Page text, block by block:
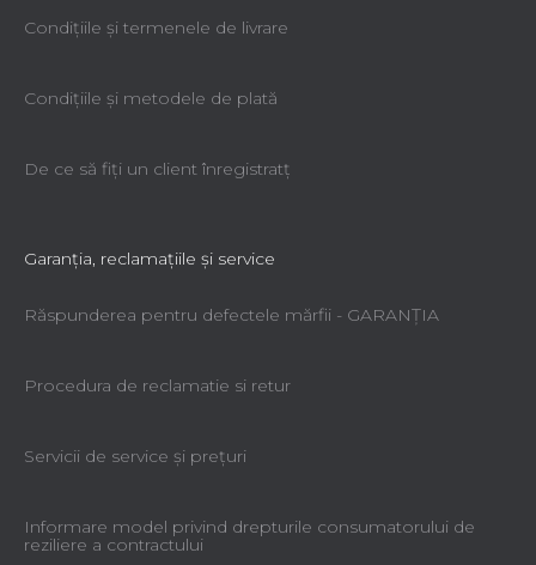
Condiţiile şi termenele de livrare
Condiţiile şi metodele de plată
De ce să fiţi un client înregistratţ
Garanţia, reclamaţiile şi service
Răspunderea pentru defectele mărfii - GARANŢIA
Procedura de reclamatie si retur
Servicii de service şi preţuri
Informare model privind drepturile consumatorului de
reziliere a contractului